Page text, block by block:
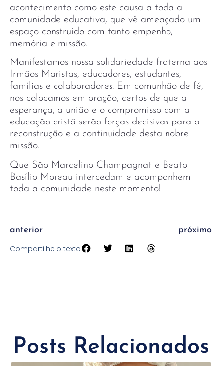
acontecimento como este causa a toda a
comunidade educativa, que vê ameaçado um
espaço construído com tanto empenho,
memória e missão.
Manifestamos nossa solidariedade fraterna aos
Irmãos Maristas, educadores, estudantes,
famílias e colaboradores. Em comunhão de fé,
nos colocamos em oração, certos de que a
esperança, a união e o compromisso com a
educação cristã serão forças decisivas para a
reconstrução e a continuidade desta nobre
missão.
Que São Marcelino Champagnat e Beato
Basílio Moreau intercedam e acompanhem
toda a comunidade neste momento!
anterior próximo
Compartilhe o texto
Posts Relacionados